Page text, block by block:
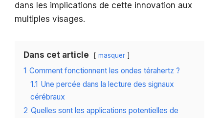
dans les implications de cette innovation aux
multiples visages.
Dans cet article masquer
1 Comment fonctionnent les ondes térahertz ?
1.1 Une percée dans la lecture des signaux
cérébraux
2 Quelles sont les applications potentielles de